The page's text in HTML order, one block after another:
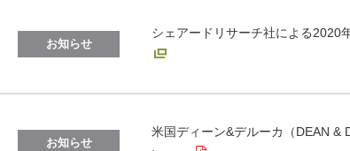
お知らせ
シェアードリサーチ社による2020
お知らせ
米国ディーン&デルーカ（DEAN &